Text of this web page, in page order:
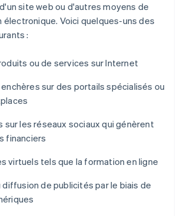
site web ou d'autres moyens de
électronique. Voici quelques-uns des
:
ou de services sur Internet
sur des portails spécialisés ou
sur les réseaux sociaux qui génèrent
financiers
virtuels tels que la formation en ligne
diffusion de publicités par le biais de